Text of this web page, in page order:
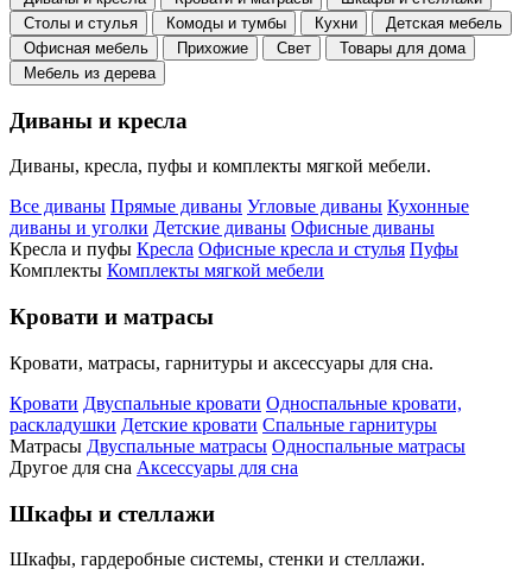
Столы и стулья
Комоды и тумбы Кухни
Детская мебель
Офисная мебель
Прихожие Свет
Товары для дома
Мебель из дерева
Диваны и кресла
Диваны, кресла, пуфы и комплекты мягкой мебели.
Все диваны Прямые диваны Угловые диваны Кухонные
диваны и уголки Детские диваны Офисные диваны
Кресла и пуфы Кресла Офисные кресла и стулья Пуфы
Комплекты Комплекты мягкой мебели
Кровати и матрасы
Кровати, матрасы, гарнитуры и аксессуары для сна.
Кровати Двуспальные кровати Односпальные кровати,
раскладушки Детские кровати Спальные гарнитуры
Матрасы Двуспальные матрасы Односпальные матрасы
Другое для сна Аксессуары для сна
Шкафы и стеллажи
Шкафы, гардеробные системы, стенки и стеллажи.